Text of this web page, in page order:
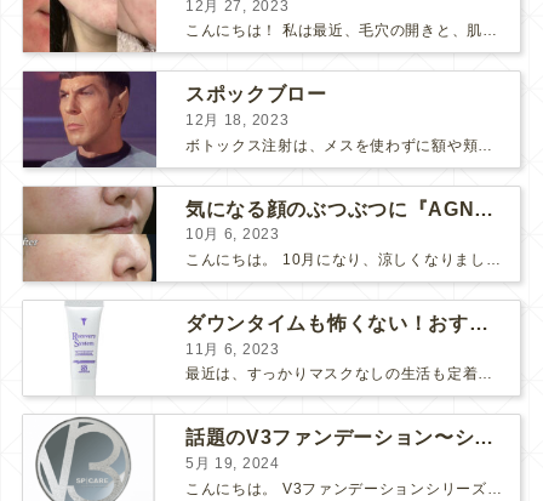
12月 27, 2023
こんにちは！ 私は最近、毛穴の開きと、肌のごわつきが気になって、なんとかお肌をツヤツヤにしたいな〜と思っていました… そこで！ダーマペン『ヴェルベットスキン』を受けました♪ 経過ごとに写...
スポックブロー
12月 18, 2023
気になる顔のぶつぶつに『AGNES』
10月 6, 2023
こんにちは。 10月になり、涼しくなりましたね。 先日、美味しい栗が届いたので栗ご飯を作りました。 お米3合にお水を入れて、 料理酒大さじ2、塩小さじ1、栗を大量に投入！ 美味しくで...
ダウンタイムも怖くない！おすすめコスメ2選！
11月 6, 2023
最近は、すっかりマスクなしの生活も定着してきましたね。 マスク必須の時は面倒だし、息苦しいし、早くマスクなしの生活に戻らないかな～と思っていましたが、そんなマスク生活にもメリットがありました。そ...
話題のV3ファンデーション〜シャイニングVSブリリアント〜
5月 19, 2024